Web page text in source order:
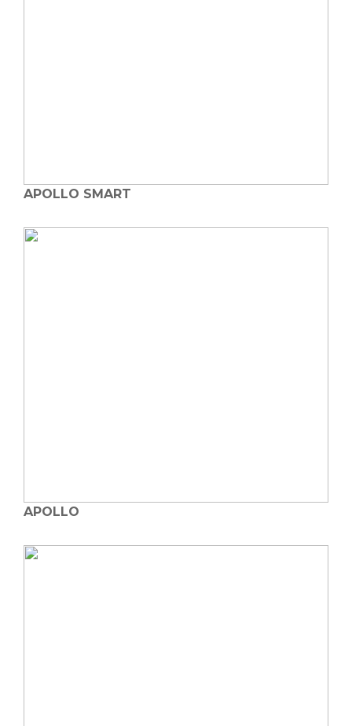
APOLLO SMART
APOLLO